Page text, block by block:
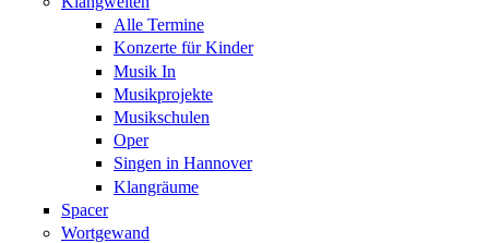
Alle Termine
Konzerte für Kinder
Musik In
Musikprojekte
Musikschulen
Oper
Singen in Hannover
Klangräume
Spacer
Wortgewand